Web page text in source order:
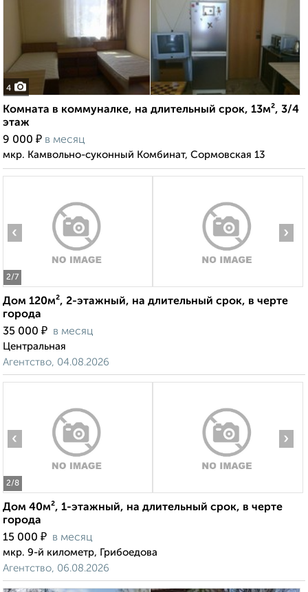
4
Комната в коммуналке, на длительный срок, 13м², 3/4
этаж
9 000 ₽ в месяц
мкр. Камвольно-суконный Комбинат, Сормовская 13
2/7
‹ ›
Дом 120м², 2-этажный, на длительный срок, в черте
города
35 000 ₽ в месяц
Центральная
Агентство, 04.08.2026
2/8
‹ ›
Дом 40м², 1-этажный, на длительный срок, в черте
города
15 000 ₽ в месяц
мкр. 9-й километр, Грибоедова
Агентство, 06.08.2026